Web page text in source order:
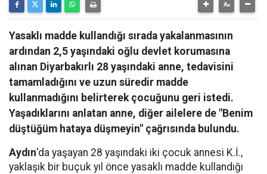
Yasaklı madde kullandığı sırada yakalanmasının
ardından 2,5 yaşındaki oğlu devlet korumasına
alınan Diyarbakırlı 28 yaşındaki anne, tedavisini
tamamladığını ve uzun süredir madde
kullanmadığını belirterek çocuğunu geri istedi.
Yaşadıklarını anlatan anne, diğer ailelere de "Benim
düştüğüm hataya düşmeyin" çağrısında bulundu.
Aydın'da yaşayan 28 yaşındaki iki çocuk annesi K.İ.,
yaklaşık bir buçuk yıl önce yasaklı madde kullandığı